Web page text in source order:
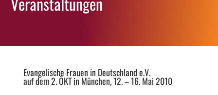
Evangelische Frauen in Deutschland e.V.
auf dem 2. ÖKT in München, 12. – 16. Mai 2010